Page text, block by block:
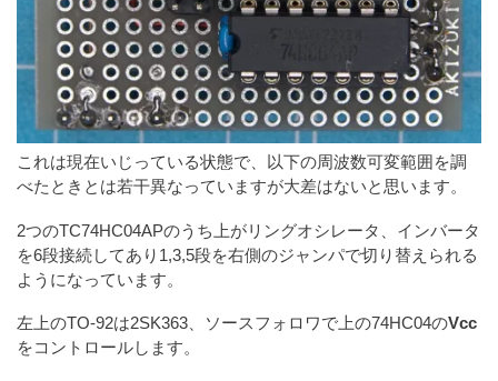
これは現在いじっている状態で、以下の周波数可変範囲を調
べたときとは若干異なっていますが大差はないと思います。
2つのTC74HC04APのうち上がリングオシレータ、インバータ
を6段接続してあり1,3,5段を右側のジャンパで切り替えられる
ようになっています。
左上のTO-92は2SK363、ソースフォロワで上の74HC04のVcc
をコントロールします。